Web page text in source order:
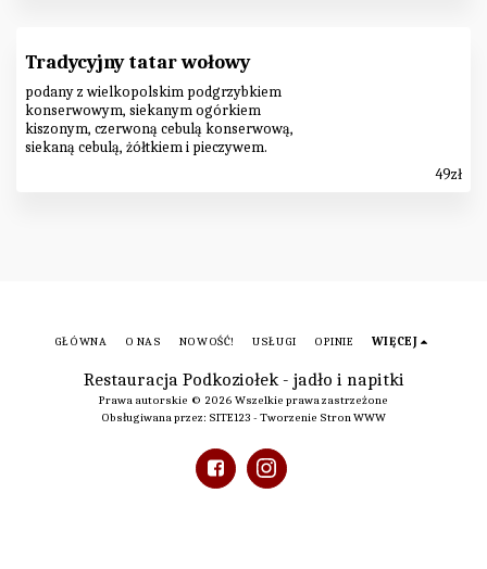
Tradycyjny tatar wołowy
podany z wielkopolskim podgrzybkiem
konserwowym, siekanym ogórkiem
kiszonym, czerwoną cebulą konserwową,
siekaną cebulą, żółtkiem i pieczywem.
49zł
Restauracja Podkoziołek - jadło i napitki
Prawa autorskie © 2026 Wszelkie prawa zastrzeżone
Obsługiwana przez: SITE123 - Tworzenie Stron WWW
GŁÓWNA O NAS NOWOŚĆ! USŁUGI OPINIE WIĘCEJ